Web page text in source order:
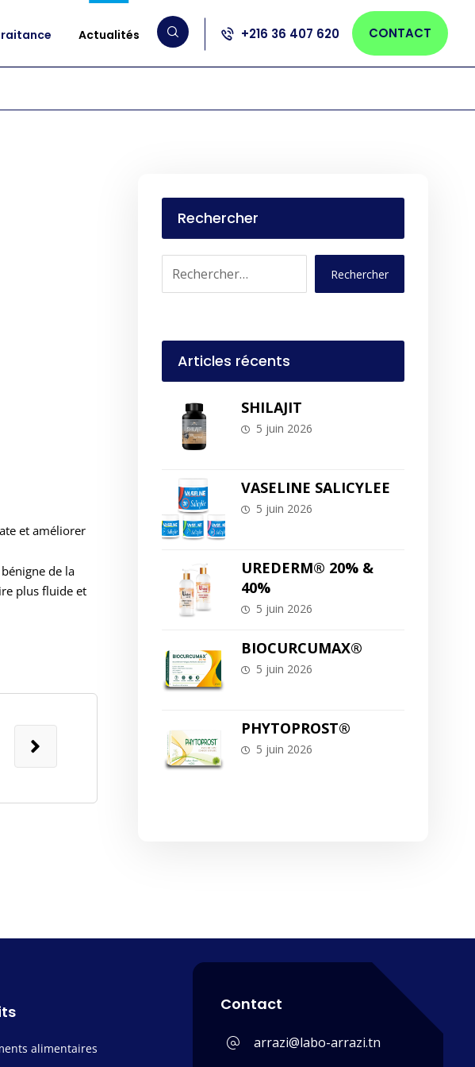
CONTACT
+216 36 407 620
Actualités
et améliorer
de la
plus fluide et
Rechercher
Rechercher
Articles récents
SHILAJIT
5 juin 2026
VASELINE SALICYLEE
5 juin 2026
UREDERM® 20% &
40%
5 juin 2026
BIOCURCUMAX®
5 juin 2026
PHYTOPROST®
5 juin 2026
alimentaires
Contact
arrazi@labo-arrazi.tn